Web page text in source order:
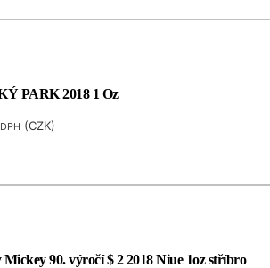
PARK 2018 1 Oz
(CZK)
90. výročí $ 2 2018 Niue 1oz stříbro